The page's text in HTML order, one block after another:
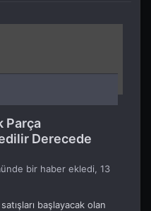
Parça
Derecede
bir haber ekledi, 13
başlayacak olan